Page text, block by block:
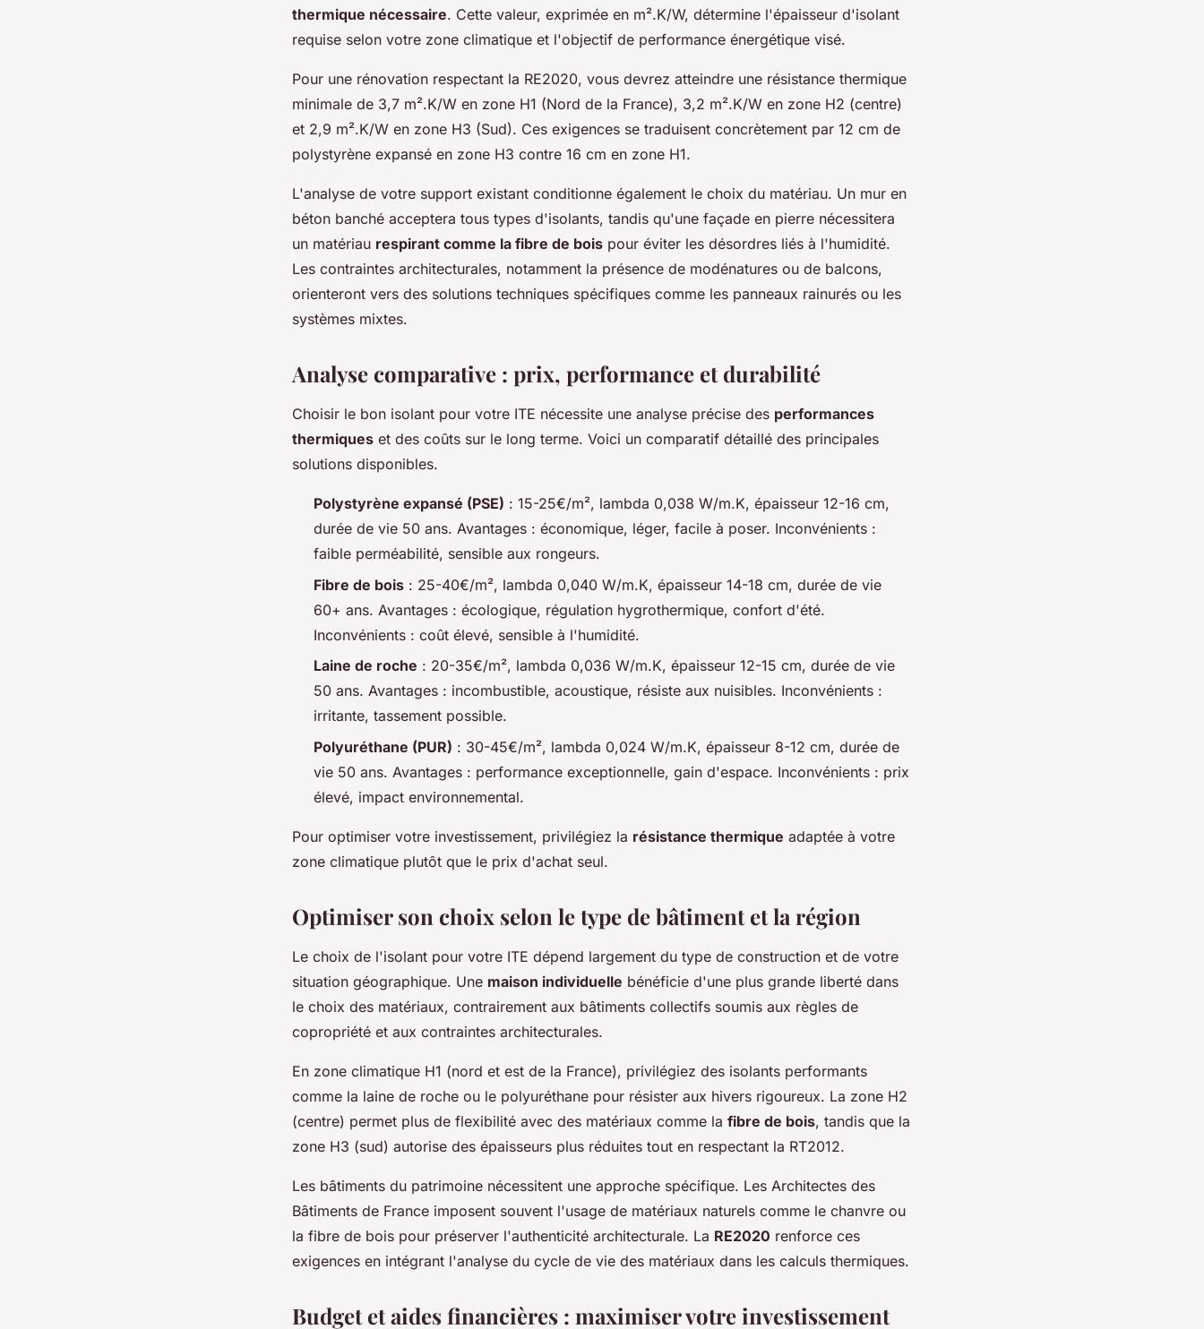
thermique nécessaire. Cette valeur, exprimée en m².K/W, détermine l'épaisseur d'isolant
requise selon votre zone climatique et l'objectif de performance énergétique visé.
Pour une rénovation respectant la RE2020, vous devrez atteindre une résistance thermique
minimale de 3,7 m².K/W en zone H1 (Nord de la France), 3,2 m².K/W en zone H2 (centre)
et 2,9 m².K/W en zone H3 (Sud). Ces exigences se traduisent concrètement par 12 cm de
polystyrène expansé en zone H3 contre 16 cm en zone H1.
L'analyse de votre support existant conditionne également le choix du matériau. Un mur en
béton banché acceptera tous types d'isolants, tandis qu'une façade en pierre nécessitera
un matériau respirant comme la fibre de bois pour éviter les désordres liés à l'humidité.
Les contraintes architecturales, notamment la présence de modénatures ou de balcons,
orienteront vers des solutions techniques spécifiques comme les panneaux rainurés ou les
systèmes mixtes.
Analyse comparative : prix, performance et durabilité
Choisir le bon isolant pour votre ITE nécessite une analyse précise des performances
thermiques et des coûts sur le long terme. Voici un comparatif détaillé des principales
solutions disponibles.
Polystyrène expansé (PSE) : 15-25€/m², lambda 0,038 W/m.K, épaisseur 12-16 cm,
durée de vie 50 ans. Avantages : économique, léger, facile à poser. Inconvénients :
faible perméabilité, sensible aux rongeurs.
Fibre de bois : 25-40€/m², lambda 0,040 W/m.K, épaisseur 14-18 cm, durée de vie
60+ ans. Avantages : écologique, régulation hygrothermique, confort d'été.
Inconvénients : coût élevé, sensible à l'humidité.
Laine de roche : 20-35€/m², lambda 0,036 W/m.K, épaisseur 12-15 cm, durée de vie
50 ans. Avantages : incombustible, acoustique, résiste aux nuisibles. Inconvénients :
irritante, tassement possible.
Polyuréthane (PUR) : 30-45€/m², lambda 0,024 W/m.K, épaisseur 8-12 cm, durée de
vie 50 ans. Avantages : performance exceptionnelle, gain d'espace. Inconvénients : prix
élevé, impact environnemental.
Pour optimiser votre investissement, privilégiez la résistance thermique adaptée à votre
zone climatique plutôt que le prix d'achat seul.
Optimiser son choix selon le type de bâtiment et la région
Le choix de l'isolant pour votre ITE dépend largement du type de construction et de votre
situation géographique. Une maison individuelle bénéficie d'une plus grande liberté dans
le choix des matériaux, contrairement aux bâtiments collectifs soumis aux règles de
copropriété et aux contraintes architecturales.
En zone climatique H1 (nord et est de la France), privilégiez des isolants performants
comme la laine de roche ou le polyuréthane pour résister aux hivers rigoureux. La zone H2
(centre) permet plus de flexibilité avec des matériaux comme la fibre de bois, tandis que la
zone H3 (sud) autorise des épaisseurs plus réduites tout en respectant la RT2012.
Les bâtiments du patrimoine nécessitent une approche spécifique. Les Architectes des
Bâtiments de France imposent souvent l'usage de matériaux naturels comme le chanvre ou
la fibre de bois pour préserver l'authenticité architecturale. La RE2020 renforce ces
exigences en intégrant l'analyse du cycle de vie des matériaux dans les calculs thermiques.
Budget et aides financières : maximiser votre investissement